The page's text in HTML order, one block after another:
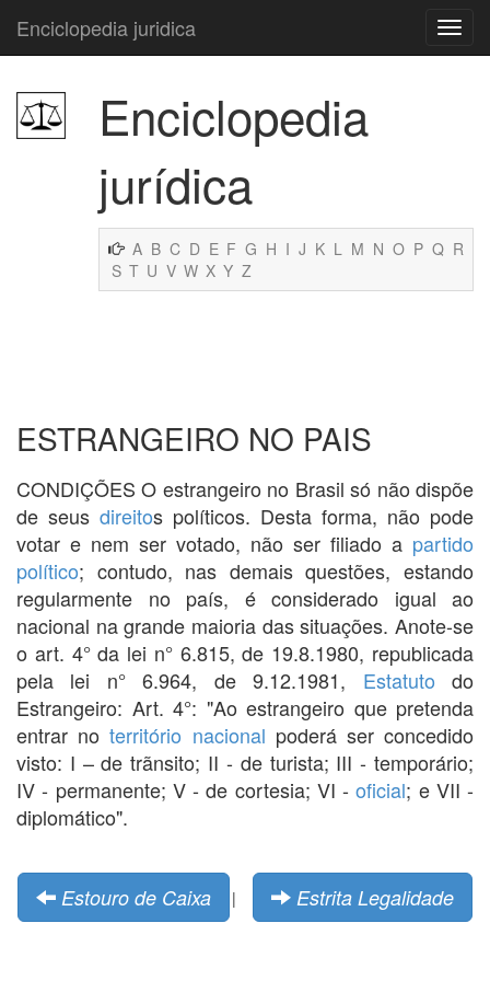
Enciclopedia juridica
Enciclopedia
jurídica
A B C D E F G H I J K L M N O P Q R
S T U V W X Y Z
ESTRANGEIRO NO PAIS
CONDIÇÕES O estrangeiro no Brasil só não dispõe
de seus direitos políticos. Desta forma, não pode
votar e nem ser votado, não ser filiado a partido
político; contudo, nas demais questões, estando
regularmente no país, é considerado igual ao
nacional na grande maioria das situações. Anote-se
o art. 4° da lei n° 6.815, de 19.8.1980, republicada
pela lei n° 6.964, de 9.12.1981, Estatuto do
Estrangeiro: Art. 4°: "Ao estrangeiro que pretenda
entrar noterritório nacional poderá ser concedido
visto: I – de trãnsito; II - de turista; III - temporário;
IV - permanente; V - de cortesia; VI -oficial; e VII -
diplomático".
Estouro de Caixa | Estrita Legalidade